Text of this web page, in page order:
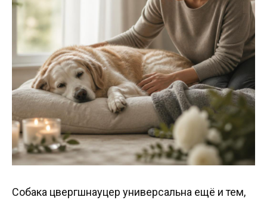
Собака цвергшнауцер универсальна ещё и тем,